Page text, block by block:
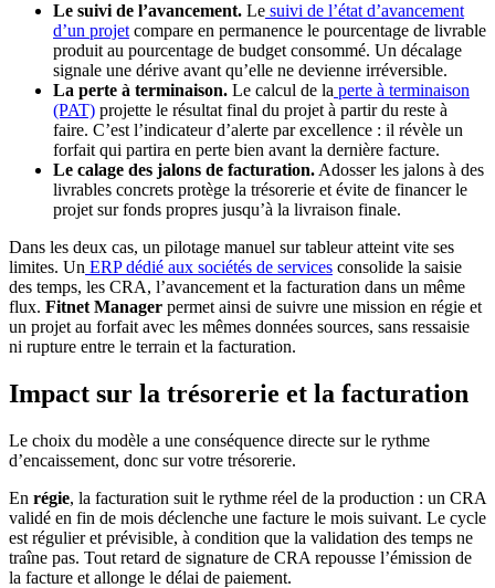
Le suivi de l’avancement. Le suivi de l’état d’avancement
d’un projet compare en permanence le pourcentage de livrable
produit au pourcentage de budget consommé. Un décalage
signale une dérive avant qu’elle ne devienne irréversible.
La perte à terminaison. Le calcul de la perte à terminaison
(PAT) projette le résultat final du projet à partir du reste à
faire. C’est l’indicateur d’alerte par excellence : il révèle un
forfait qui partira en perte bien avant la dernière facture.
Le calage des jalons de facturation. Adosser les jalons à des
livrables concrets protège la trésorerie et évite de financer le
projet sur fonds propres jusqu’à la livraison finale.
Dans les deux cas, un pilotage manuel sur tableur atteint vite ses
limites. Un ERP dédié aux sociétés de services consolide la saisie
des temps, les CRA, l’avancement et la facturation dans un même
flux. Fitnet Manager permet ainsi de suivre une mission en régie et
un projet au forfait avec les mêmes données sources, sans ressaisie
ni rupture entre le terrain et la facturation.
Impact sur la trésorerie et la facturation
Le choix du modèle a une conséquence directe sur le rythme
d’encaissement, donc sur votre trésorerie.
En régie, la facturation suit le rythme réel de la production : un CRA
validé en fin de mois déclenche une facture le mois suivant. Le cycle
est régulier et prévisible, à condition que la validation des temps ne
traîne pas. Tout retard de signature de CRA repousse l’émission de
la facture et allonge le délai de paiement.